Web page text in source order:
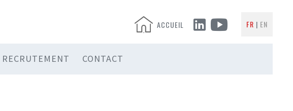
ACCUEIL FR EN
RECRUTEMENT CONTACT